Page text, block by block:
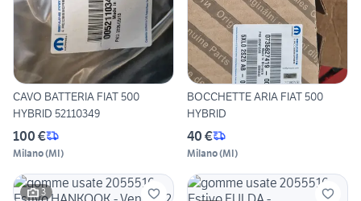
CAVO BATTERIA FIAT 500
HYBRID 52110349
100 €
Milano(MI)
BOCCHETTE ARIA FIAT 500
HYBRID
40 €
Milano(MI)
3